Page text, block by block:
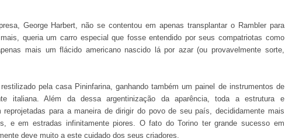
George Harbert, não se contentou em apenas transplantar o Rambler para
queria um carro especial que fosse entendido por seus compatriotas como
mais um flácido americano nascido lá por azar (ou provavelmente sorte,
pela casa Pininfarina, ganhando também um painel de instrumentos de
italiana. Além da dessa argentinização da aparência, toda a estrutura e
reprojetadas para a maneira de dirigir do povo de seu país, decididamente mais
e em estradas infinitamente piores. O fato do Torino ter grande sucesso em
deve muito a este cuidado dos seus criadores.